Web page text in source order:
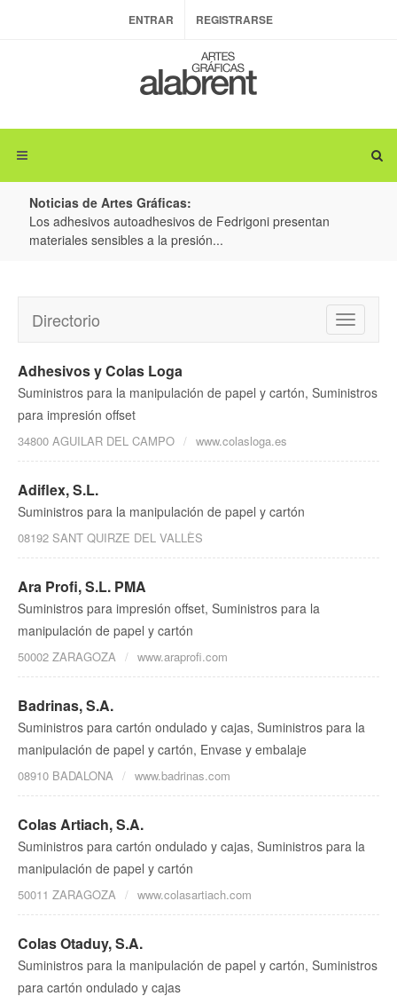
ENTRAR REGISTRARSE
Noticias de Artes Gráficas:
Los adhesivos autoadhesivos de Fedrigoni presentan
materiales sensibles a la presión...
Toggle
Directorio
Adhesivos y Colas Loga
Suministros para la manipulación de papel y cartón, Suministros
para impresión offset
34800 AGUILAR DEL CAMPO www.colasloga.es
Adiflex, S.L.
Suministros para la manipulación de papel y cartón
08192 SANT QUIRZE DEL VALLÈS
Ara Profi, S.L. PMA
Suministros para impresión offset, Suministros para la
manipulación de papel y cartón
50002 ZARAGOZA www.araprofi.com
Badrinas, S.A.
Suministros para cartón ondulado y cajas, Suministros para la
manipulación de papel y cartón, Envase y embalaje
08910 BADALONA www.badrinas.com
Colas Artiach, S.A.
Suministros para cartón ondulado y cajas, Suministros para la
manipulación de papel y cartón
50011 ZARAGOZA www.colasartiach.com
Colas Otaduy, S.A.
Suministros para la manipulación de papel y cartón, Suministros
para cartón ondulado y cajas